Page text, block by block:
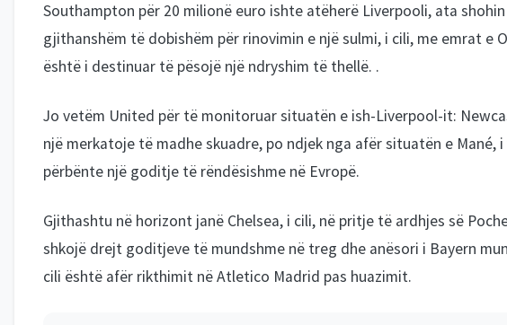
Southampton për 20 milionë euro ishte atëherë Liverpooli, ata
gjithanshëm të dobishëm për rinovimin e një sulmi, i cili, me emrat e
është i destinuar të pësojë një ndryshim të thellë. .
Jo vetëm United për të monitoruar situatën e ish-Liverpool-it:
një merkatoje të madhe skuadre, po ndjek nga afër situatën e
përbënte një goditje të rëndësishme në Evropë.
Gjithashtu në horizont janë Chelsea, i cili, në pritje të ardhjes së
shkojë drejt goditjeve të mundshme në treg dhe anësori i Bayern
cili është afër rikthimit në Atletico Madrid pas huazimit.